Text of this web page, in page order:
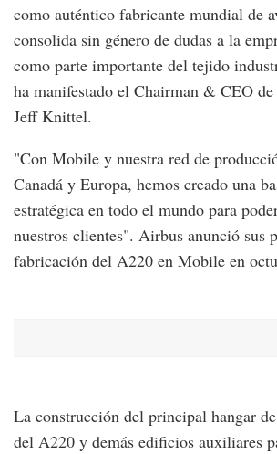
como auténtico fabricante mundial de
consolida sin género de dudas a la
como parte importante del tejido
ha manifestado el Chairman & CEO
Jeff Knittel.
"Con Mobile y nuestra red de
Canadá y Europa, hemos creado una
estratégica en todo el mundo para
nuestros clientes". Airbus anunció sus
fabricación del A220 en Mobile en
La construcción del principal hangar
del A220 y demás edificios auxiliares